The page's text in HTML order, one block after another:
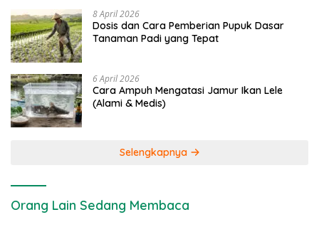
8 April 2026
Dosis dan Cara Pemberian Pupuk Dasar
Tanaman Padi yang Tepat
6 April 2026
Cara Ampuh Mengatasi Jamur Ikan Lele
(Alami & Medis)
Selengkapnya
Orang Lain Sedang Membaca